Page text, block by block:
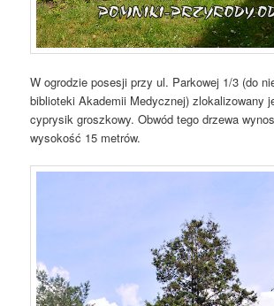
W ogrodzie posesji przy ul. Parkowej 1/3 (do
biblioteki Akademii Medycznej) zlokalizowany
cyprysik groszkowy. Obwód tego drzewa
wysokość 15 metrów.